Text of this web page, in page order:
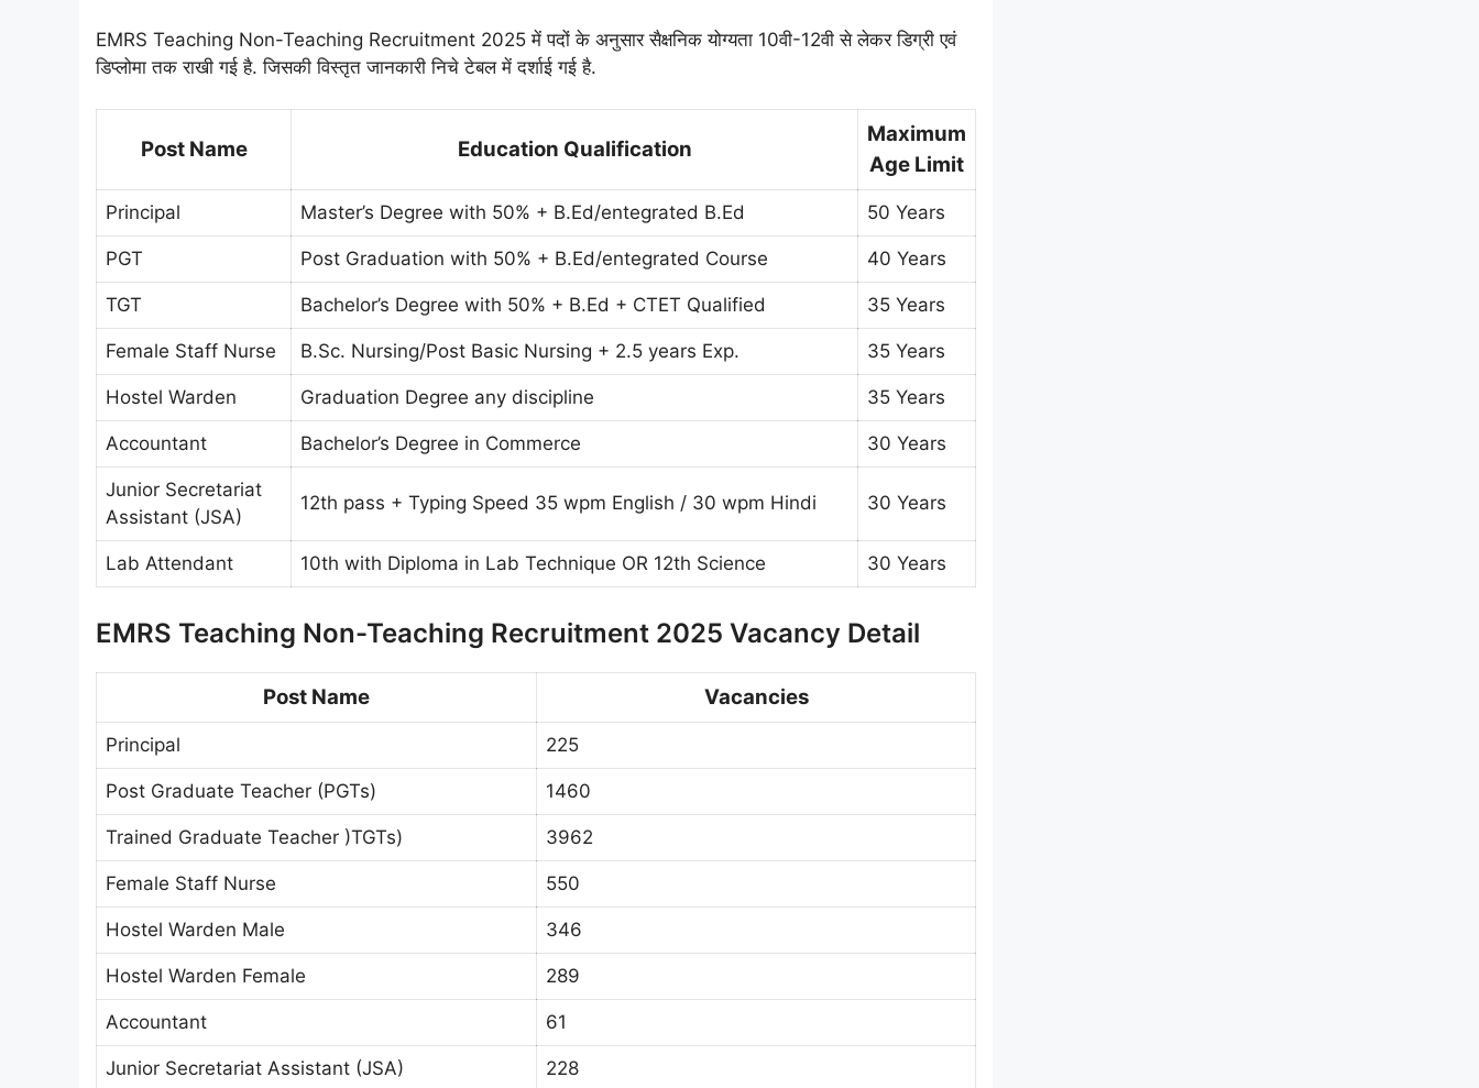
EMRS Teaching Non-Teaching Recruitment 2025 में पदों के अनुसार सैक्षनिक योग्यता 10वी-12वी से लेकर डिग्री एवं
डिप्लोमा तक राखी गई है. जिसकी विस्तृत जानकारी निचे टेबल में दर्शाई गई है.
Post Name Education Qualification
Maximum
Age Limit
Principal Master’s Degree with 50% + B.Ed/entegrated B.Ed 50 Years
PGT Post Graduation with 50% + B.Ed/entegrated Course 40 Years
TGT Bachelor’s Degree with 50% + B.Ed + CTET Qualified 35 Years
Female Staff Nurse B.Sc. Nursing/Post Basic Nursing + 2.5 years Exp. 35 Years
Hostel Warden Graduation Degree any discipline 35 Years
Accountant Bachelor’s Degree in Commerce 30 Years
Junior Secretariat
Assistant (JSA)
12th pass + Typing Speed 35 wpm English / 30 wpm Hindi 30 Years
Lab Attendant 10th with Diploma in Lab Technique OR 12th Science 30 Years
EMRS Teaching Non-Teaching Recruitment 2025 Vacancy Detail
Post Name Vacancies
Principal 225
Post Graduate Teacher (PGTs) 1460
Trained Graduate Teacher )TGTs) 3962
Female Staff Nurse 550
Hostel Warden Male 346
Hostel Warden Female 289
Accountant 61
Junior Secretariat Assistant (JSA) 228